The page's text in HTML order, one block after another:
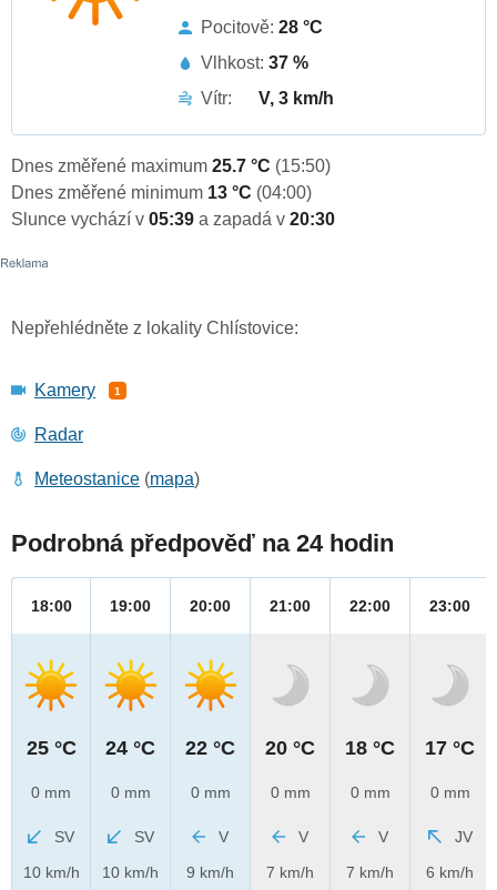
Pocitově: 28 °C
Vlhkost: 37 %
Vítr:
V, 3 km/h
Dnes změřené maximum 25.7 °C (15:50)
Dnes změřené minimum 13 °C (04:00)
Slunce vychází v 05:39 a zapadá v 20:30
Nepřehlédněte z lokality Chlístovice:
Kamery 1
Radar
Meteostanice (mapa)
Podrobná předpověď na 24 hodin
18:00
25 °C
0 mm
SV
10 km/h
19:00
24 °C
0 mm
SV
10 km/h
20:00
22 °C
0 mm
V
9 km/h
21:00
20 °C
0 mm
V
7 km/h
22:00
18 °C
0 mm
V
7 km/h
23:00
17 °C
0 mm
JV
6 km/h